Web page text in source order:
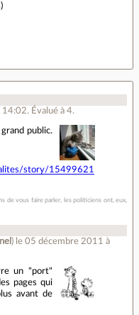
14:02. Évalué à 4.
public.
story/15499621
de vous faire parler, les politiciens ont, eux,
) le 05 décembre 2011 à
un "port"
pages qui
avant de